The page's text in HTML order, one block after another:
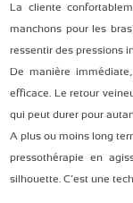
La cliente
manchons pour les
ressentir des pressions
De manière
efficace. Le retour
qui peut durer pour
A plus ou moins long
pressothérapie en
silhouette. C’est une